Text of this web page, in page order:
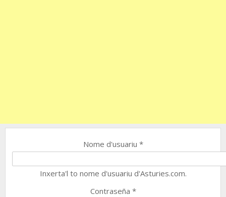
Nome d'usuariu *
Inxerta'l to nome d'usuariu d'Asturies.com.
Contraseña *